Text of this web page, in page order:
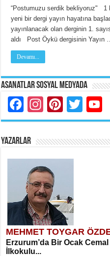
“Postumuzu serdik bekliyoruz" 1
yeni bir dergi yayın hayatına
yayınlanacak olan derginin 1.
aldı Post Öykü dergisinin Yayın …
Devamı...
Asanatlar Sosyal Medyada
Facebook
Instagram
YAZARLAR
MEHMET TOYGAR
Erzurum’da Bir Ocak Cemal
İlkokulu...